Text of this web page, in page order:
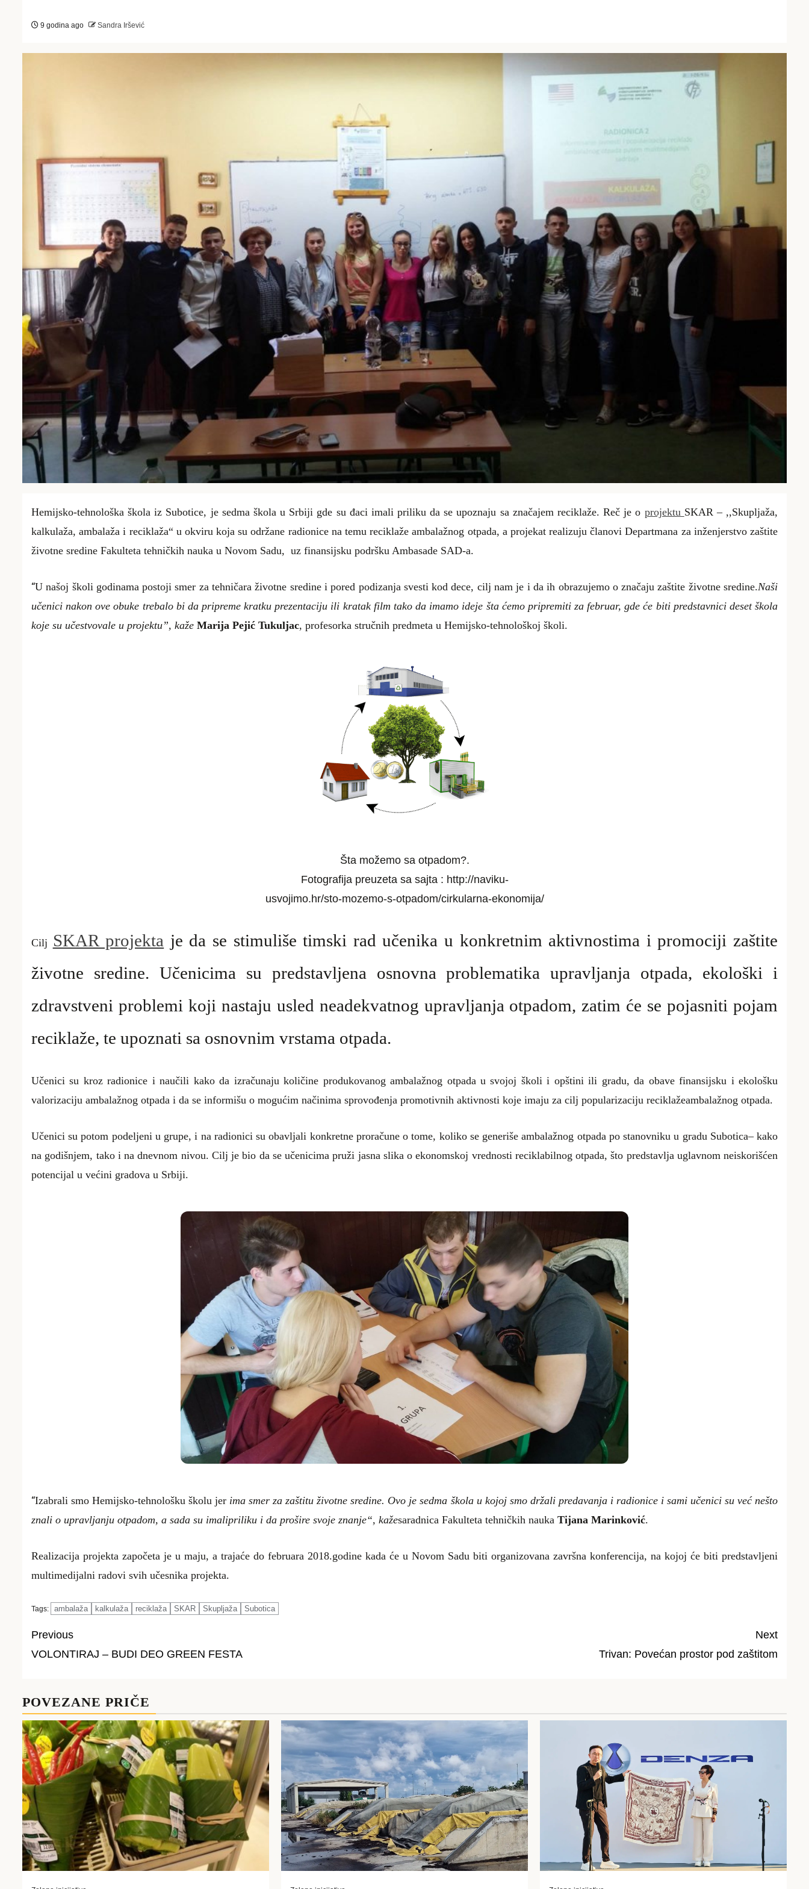
9 godina ago Sandra Iršević
Hemijsko-tehnološka škola iz Subotice, je sedma škola u Srbiji gde su đaci imali priliku da se upoznaju sa značajem reciklaže. Reč je o projektu SKAR – ,,Skupljaža,
kalkulaža, ambalaža i reciklaža“ u okviru koja su održane radionicena temu reciklaže ambalažnog otpada, a projekat realizujučlanovi Departmana za inženjerstvo zaštite
životne sredine Fakulteta tehničkih nauka u Novom Sadu, uz finansijsku podršku Ambasade SAD-a.
“U našoj školi godinama postoji smer za tehničara životne sredine i pored podizanja svesti kod dece, cilj nam je i da ih obrazujemo o značaju zaštite životne sredine.Naši
učenici nakon ove obuke trebalo bi da pripreme kratku prezentaciju ili kratak film tako da imamo ideje šta ćemo pripremiti za februar, gde će biti predstavnici deset škola
koje su učestvovale u projektu”, kaže Marija Pejić Tukuljac, profesorka stručnih predmeta u Hemijsko-tehnološkoj školi.
Šta možemo sa otpadom?.
Fotografija preuzeta sa sajta : http://naviku-
usvojimo.hr/sto-mozemo-s-otpadom/cirkularna-ekonomija/
Cilj SKAR projekta je da se stimulišetimski rad učenika u konkretnim aktivnostima i promociji zaštite
životne sredine. Učenicima su predstavljena osnovna problematika upravljanja otpada, ekološki i
zdravstveni problemi koji nastaju usled neadekvatnog upravljanja otpadom, zatim će sepojasniti pojam
reciklaže, te upoznati sa osnovnim vrstama otpada.
Učenici su kroz radionice i naučili kako da izračunajukoličine produkovanogambalažnog otpada u svojoj školi i opštiniili gradu, da obavefinansijsku i ekološku
valorizaciju ambalažnog otpada i da se informišu o mogućim načinima sprovođenja promotivnih aktivnosti koje imaju za cilj popularizaciju reciklažeambalažnog otpada.
Učenici su potom podeljeni u grupe, i na radionici suobavljali konkretne proračune o tome, koliko se generiše ambalažnog otpada po stanovniku u gradu Subotica– kako
na godišnjem, tako i na dnevnom nivou. Cilj je bio da se učenicima pruži jasna slika o ekonomskoj vrednosti reciklabilnog otpada, što predstavlja uglavnom neiskorišćen
potencijal u većini gradova u Srbiji.
“Izabrali smo Hemijsko-tehnološku školu jer ima smer za zaštitu životne sredine. Ovo je sedma škola u kojoj smo držali predavanja i radionice i sami učenici su već nešto
znali o upravljanju otpadom, a sada su imalipriliku i da prošire svoje znanje“, kažesaradnica Fakulteta tehničkih nauka Tijana Marinković.
Realizacija projekta započeta je u maju, a trajaće do februara 2018.godine kada će u Novom Sadu biti organizovana završna konferencija, na kojoj će biti predstavljeni
multimedijalni radovi svih učesnika projekta.
Tags: ambalaža kalkulaža reciklaža SKAR Skupljaža Subotica
Post
Previous
VOLONTIRAJ – BUDI DEO GREEN FESTA
Next
Trivan: Povećan prostor pod zaštitom
POVEZANE PRIČE